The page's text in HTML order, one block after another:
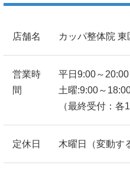
店舗名 カッパ整体院
営業時
間
平日9:00～20:00
土曜:9:00～
（最終受付：各
定休日 木曜日（変動す